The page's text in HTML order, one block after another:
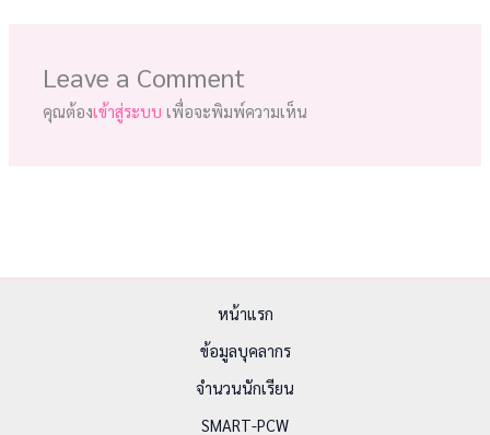
Leave a Comment
คุณต้องเข้าสู่ระบบ เพื่อจะพิมพ์ความเห็น
หน้าแรก
ข้อมูลบุคลากร
จำนวนนักเรียน
SMART-PCW